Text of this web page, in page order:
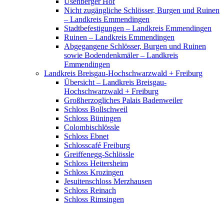
Nicht zugängliche Schlösser, Burgen und Ruinen
– Landkreis Emmendingen
Stadtbefestigungen – Landkreis Emmendingen
Ruinen – Landkreis Emmendingen
Abgegangene Schlösser, Burgen und Ruinen
sowie Bodendenkmäler – Landkreis
Emmendingen
Landkreis Breisgau-Hochschwarzwald + Freiburg
Übersicht – Landkreis Breisgau-
Hochschwarzwald + Freiburg
Großherzogliches Palais Badenweiler
Schloss Bollschweil
Schloss Büningen
Colombischlössle
Schloss Ebnet
Schlosscafé Freiburg
Greiffenegg-Schlössle
Schloss Heitersheim
Schloss Krozingen
Jesuitenschloss Merzhausen
Schloss Reinach
Schloss Rimsingen